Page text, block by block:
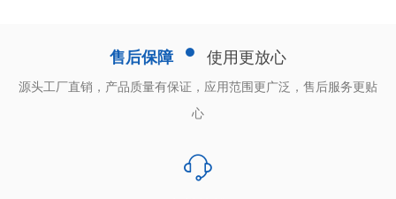
售后保障 使用更放心
源头工厂直销，产品质量有保证，应用范围更广泛，售后服务更贴
心